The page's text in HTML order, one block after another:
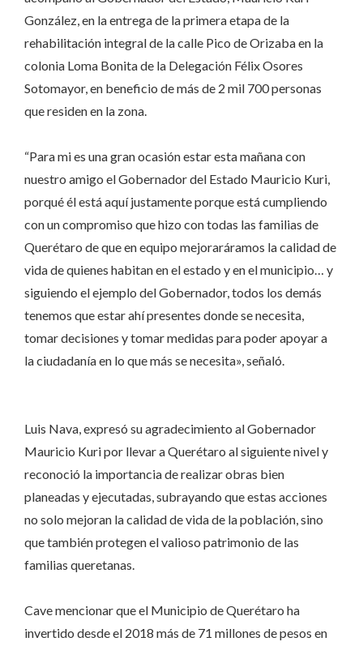
González, en la entrega de la primera etapa de la
rehabilitación integral de la calle Pico de Orizaba en la
colonia Loma Bonita de la Delegación Félix Osores
Sotomayor, en beneficio de más de 2 mil 700 personas
que residen en la zona.
“Para mi es una gran ocasión estar esta mañana con
nuestro amigo el Gobernador del Estado Mauricio Kuri,
porqué él está aquí justamente porque está cumpliendo
con un compromiso que hizo con todas las familias de
Querétaro de que en equipo mejoraráramos la calidad de
vida de quienes habitan en el estado y en el municipio… y
siguiendo el ejemplo del Gobernador, todos los demás
tenemos que estar ahí presentes donde se necesita,
tomar decisiones y tomar medidas para poder apoyar a
la ciudadanía en lo que más se necesita», señaló.
Luis Nava, expresó su agradecimiento al Gobernador
Mauricio Kuri por llevar a Querétaro al siguiente nivel y
reconoció la importancia de realizar obras bien
planeadas y ejecutadas, subrayando que estas acciones
no solo mejoran la calidad de vida de la población, sino
que también protegen el valioso patrimonio de las
familias queretanas.
Cave mencionar que el Municipio de Querétaro ha
invertido desde el 2018 más de 71 millones de pesos en